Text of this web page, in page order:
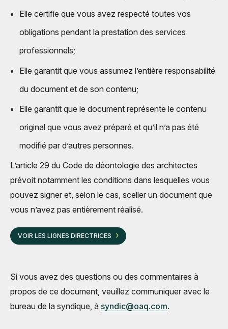
Elle certifie que vous avez respecté toutes vos
obligations pendant la prestation des services
professionnels;
Elle garantit que vous assumez l’entière responsabilité
du document et de son contenu;
Elle garantit que le document représente le contenu
original que vous avez préparé et qu’il n’a pas été
modifié par d’autres personnes.
L’article 29 du Code de déontologie des architectes
prévoit notamment les conditions dans lesquelles vous
pouvez signer et, selon le cas, sceller un document que
vous n’avez pas entièrement réalisé.
VOIR LES LIGNES DIRECTRICES
Si vous avez des questions ou des commentaires à
propos de ce document, veuillez communiquer avec le
bureau de la syndique, à syndic@oaq.com.